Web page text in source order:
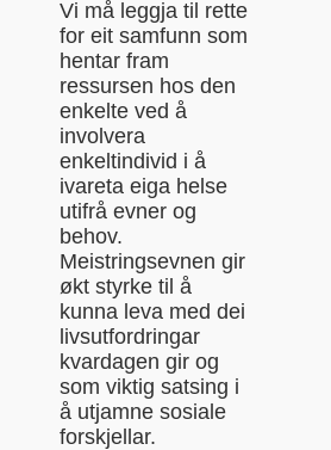
Vi må leggja til rette
for eit samfunn som
hentar fram
ressursen hos den
enkelte ved å
involvera
enkeltindivid i å
ivareta eiga helse
utifrå evner og
behov.
Meistringsevnen gir
økt styrke til å
kunna leva med dei
livsutfordringar
kvardagen gir og
som viktig satsing i
å utjamne sosiale
forskjellar.